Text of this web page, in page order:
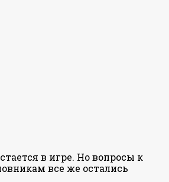
в игре. Но вопросы к
все же остались